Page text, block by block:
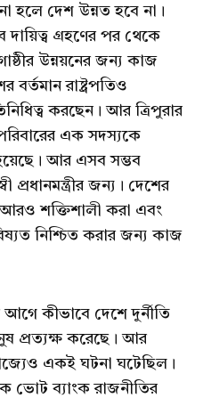
হলে দেশ উন্নত হবে না।
দায়িত্ব গ্রহণের পর থেকে
উন্নয়নের জন্য কাজ
রাষ্ট্রপতিও
করছেন। আর ত্রিপুরার
এক সদস্যকে
আর এসব সম্ভব
প্রধানমন্ত্রীর জন্য। দেশের
শক্তিশালী করা এবং
নিশ্চিত করার জন্য কাজ
আগে কীভাবে দেশে দুর্নীতি
প্রত্যক্ষ করেছে। আর
একই ঘটনা ঘটেছিল।
ভোট ব্যাংক রাজনীতির